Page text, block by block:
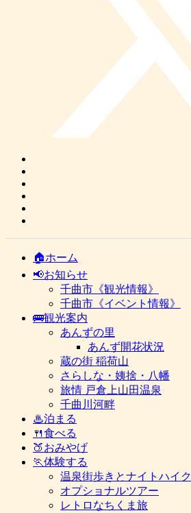
🏠ホーム
📢お知らせ
千曲市《観光情報》
千曲市《イベント情報》
🚌観光案内
あんずの里
あんず開花状況
蔵の街 稲荷山
さらしな・姨捨・八幡
旅情 戸倉上山田温泉
千曲川河畔
♨泊まる
🍴食べる
🍑おみやげ
🏃体験する
温泉街歩きとナイトハイク
オプショナルツアー
レトロなちくま旅